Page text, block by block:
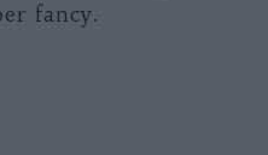
fancy.